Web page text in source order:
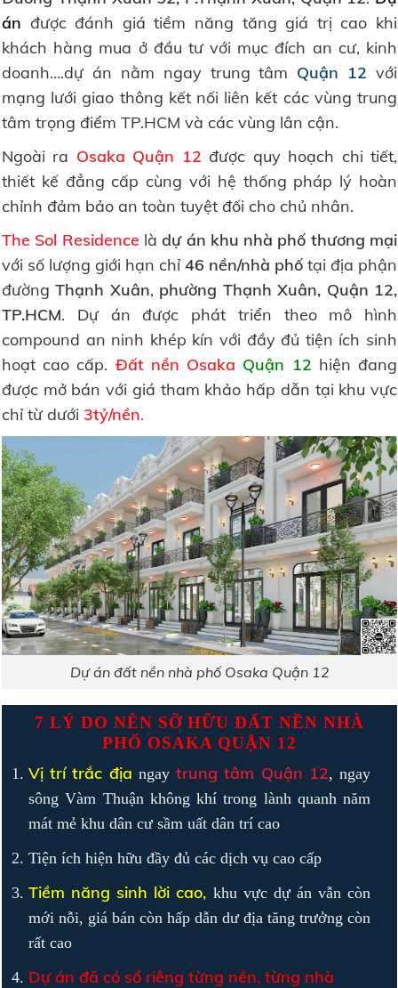
án được đánh giá tiềm năng tăng giá trị cao khi
khách hàng mua ở đầu tư với mục đích an cư, kinh
doanh….dự án nằm ngay trung tâm Quận 12 với
mạng lưới giao thông kết nối liên kết các vùng trung
tâm trọng điểm TP.HCM và các vùng lân cận.
Ngoài ra Osaka Quận 12 được quy hoạch chi tiết,
thiết kế đẳng cấp cùng với hệ thống pháp lý hoàn
chỉnh đảm bảo an toàn tuyệt đối cho chủ nhân.
The Sol Residence làdự án khu nhà phố thương mại
với số lượng giới hạn chỉ 46 nền/nhà phố tại địa phận
đườngThạnh Xuân, phường Thạnh Xuân, Quận 12,
TP.HCM. Dự án được phát triển theo mô hình
compound an ninh khép kín với đầy đủ tiện ích sinh
hoạt cao cấp. Đất nền Osaka Quận 12 hiện đang
được mở bán với giá tham khảo hấp dẫn tại khu vực
chỉ từ dưới 3tỷ/nền.
Dự án đất nền nhà phố Osaka Quận 12
7 LÝ DO NÊN SỠ HỮU ĐẤT NỀN NHÀ
PHỐ OSAKA QUẬN 12
Vị trí trắc địa ngaytrung tâm Quận 12, ngay
sông Vàm Thuận không khí trong lành quanh năm
mát mẻ khu dân cư sầm uất dân trí cao
Tiện ích hiện hữu đầy đủ các dịch vụ cao cấp
Tiềm năng sinh lời cao, khu vực dự án vẫn còn
mới nỗi, giá bán còn hấp dẫn dư địa tăng trưởng còn
rất cao
Dự án đã có sổ riêng từng nền, từng nhà